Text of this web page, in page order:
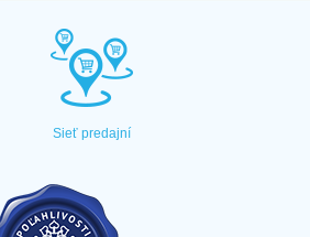
Sieť predajní